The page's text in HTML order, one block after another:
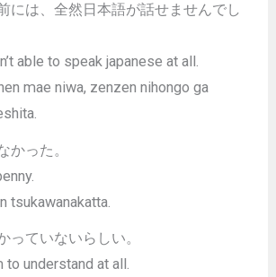
には、全然日本語が話せませんでし
able to speak japanese at all.
mae niwa, zenzen nihongo ga
かった。
tsukawanakatta.
っていないらしい。
to understand at all.